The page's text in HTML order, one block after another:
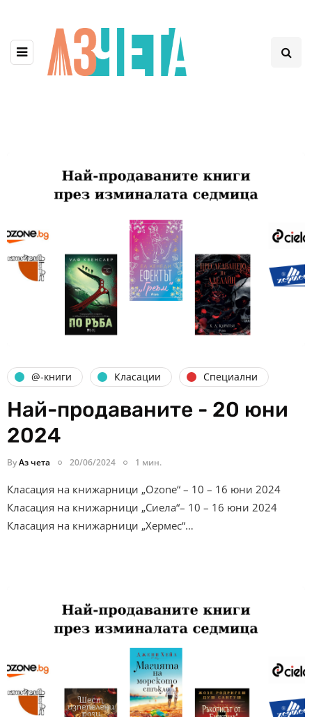
@-книги Класации Специални
Най-продаваните - 20 юни
2024
ByАз чета 20/06/2024 1 мин.
Класация на книжарници „Ozone“ – 10 – 16 юни 2024
Класация на книжарници „Сиела“– 10 – 16 юни 2024
Класация на книжарници „Хермес“…